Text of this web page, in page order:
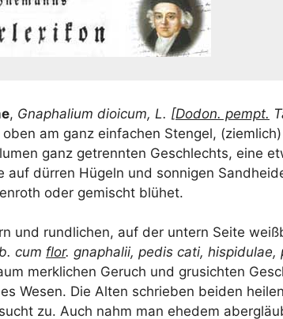
, Gna­pha­li­um dioicum, L. [Dodon. pempt.
am ganz ein­fa­chen Sten­gel,
ganz getrenn­ten Geschlechts, eine
auf dür­ren Hügeln und son­ni­gen
oder gemischt blühet.
und rund­li­chen, auf der untern Sei­te
cum flor. gna­pha­lii, pedis cati, hispi­du­lae,
merk­li­chen Geruch und gru­sich­ten
Wesen. Die Alten schrie­ben bei­den
zu. Auch nahm man ehe­dem